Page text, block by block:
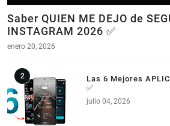
Saber QUIEN ME DEJO de
INSTAGRAM 2026 ✅
enero 20, 2026
Las 6 Mejores
✅
julio 04, 2026